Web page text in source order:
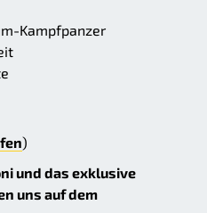
Kampfpanzer
)
und das exklusive
uns auf dem